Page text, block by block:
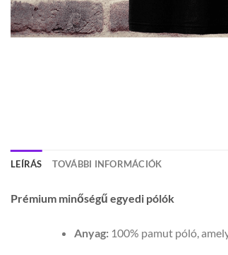
LEÍRÁS TOVÁBBI INFORMÁCIÓK
Prémium minőségű egyedi pólók
Anyag:100% pamut póló,